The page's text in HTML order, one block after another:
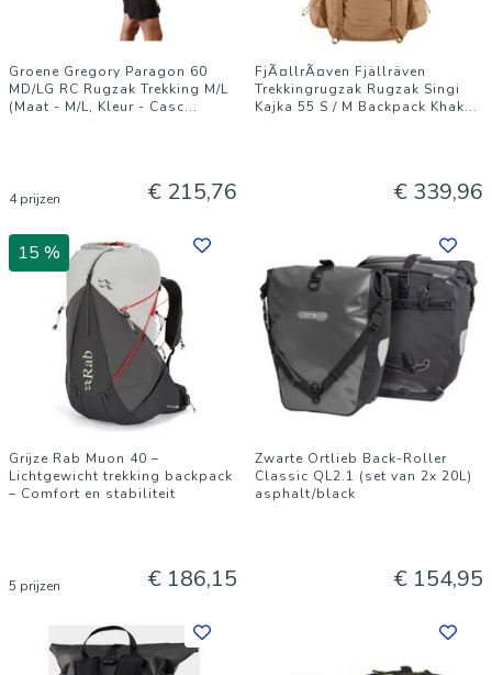
Groene Gregory Paragon 60
MD/LG RC Rugzak Trekking M/L
(Maat - M/L, Kleur - Casc...
4 prijzen € 215,76
FjÃ¤llrÃ¤ven Fjällräven
Trekkingrugzak Rugzak Singi
Kajka 55 S / M Backpack Khak...
€ 339,96
15 %
Grijze Rab Muon 40 –
Lichtgewicht trekking backpack
– Comfort en stabiliteit
5 prijzen € 186,15
Zwarte Ortlieb Back-Roller
Classic QL2.1 (set van 2x 20L)
asphalt/black
€ 154,95